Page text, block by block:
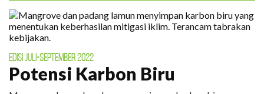
EDISI JULI-SEPTEMBER 2022
Potensi Karbon Biru